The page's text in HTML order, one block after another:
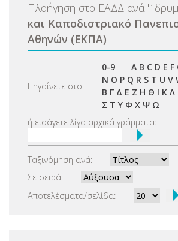
Πλοήγηση στο ΕΑΔΔ ανά "
και Καποδιστριακό
Αθηνών (ΕΚΠΑ)
Πηγαίνετε στο:
0-9 | A B C D E F
N O P Q R S T U V
Β Γ Δ Ε Ζ Η Θ Ι Κ Λ
Σ Τ Υ Φ Χ Ψ Ω
ή εισάγετε λίγα αρχικά γράμματα:
Ταξινόμηση ανά:
Σε σειρά:
Αποτελέσματα/σελίδα: